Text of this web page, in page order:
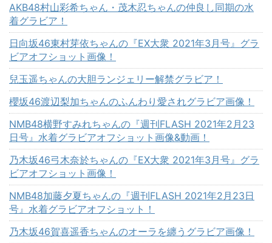
AKB48村山彩希ちゃん・茂木忍ちゃんの仲良し同期の水
着グラビア！
日向坂46東村芽依ちゃんの『EX大衆 2021年3月号』グラ
ビアオフショット画像！
兒玉遥ちゃんの大胆ランジェリー解禁グラビア！
櫻坂46渡辺梨加ちゃんのふんわり愛されグラビア画像！
NMB48横野すみれちゃんの『週刊FLASH 2021年2月23
日号』水着グラビアオフショット画像&動画！
乃木坂46弓木奈於ちゃんの『EX大衆 2021年3月号』グラ
ビアオフショット画像！
NMB48加藤夕夏ちゃんの『週刊FLASH 2021年2月23日
号』水着グラビアオフショット！
乃木坂46賀喜遥香ちゃんのオーラを纏うグラビア画像！